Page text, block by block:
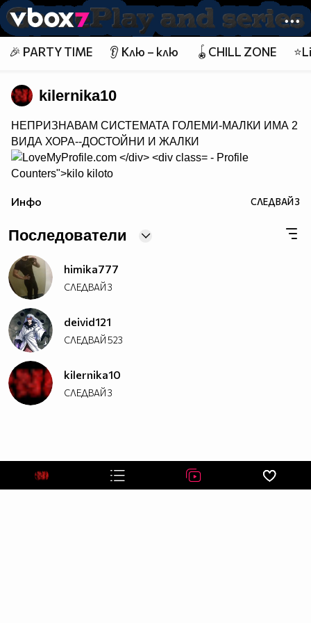
Member of
👾
🎉 PARTY TIME 👂 Клю – клю 🪀CHILL ZONE
kilernika10
НЕПРИЗНАВАМ СИСТЕМАТА ГОЛЕМИ-МАЛКИ ИМА 2
ВИДА ХОРА--ДОСТОЙНИ И ЖАЛКИ
- Profile
Counters">kilo kiloto
Инфо СЛЕДВАЙ3
Последователи
himika777
СЛЕДВАЙ3
deivid121
СЛЕДВАЙ523
kilernika10
СЛЕДВАЙ3